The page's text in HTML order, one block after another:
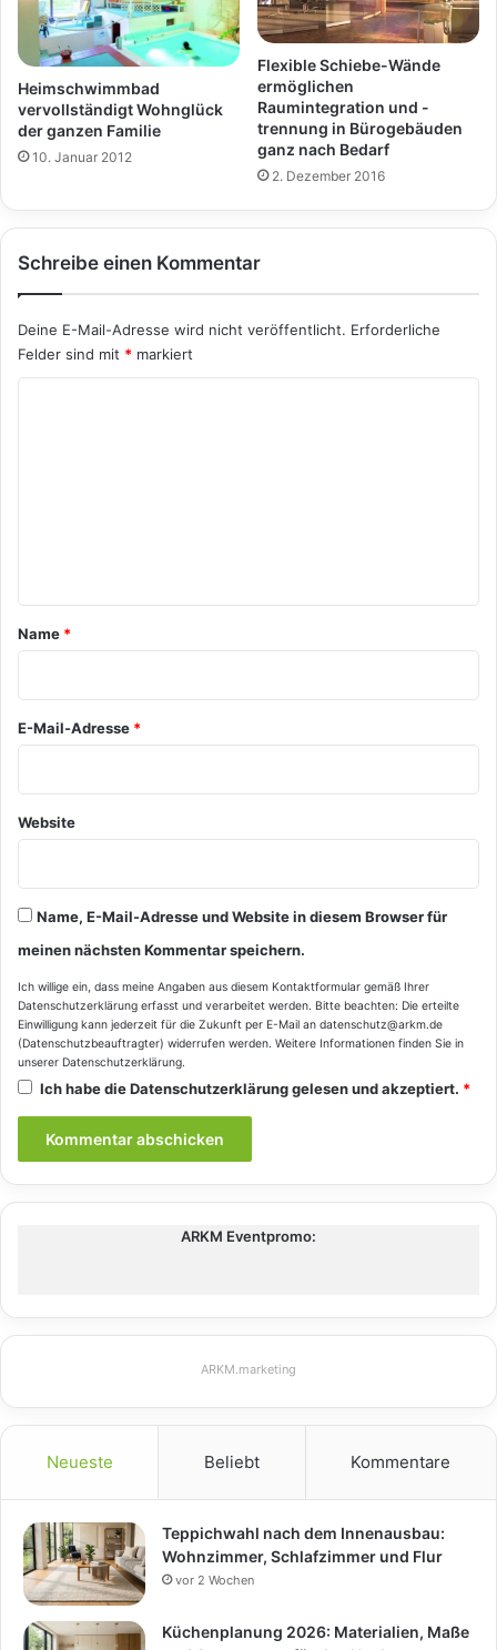
Heimschwimmbad
vervollständigt Wohnglück
der ganzen Familie
10. Januar 2012
Flexible Schiebe-Wände
ermöglichen
Raumintegration und -
trennung in Bürogebäuden
ganz nach Bedarf
2. Dezember 2016
Schreibe einen Kommentar
Deine E-Mail-Adresse wird nicht veröffentlicht. Erforderliche
Felder sind mit * markiert
a
*
Name *
E-Mail-Adresse *
Website
Name, E-Mail-Adresse und Website in diesem Browser für
meinen nächsten Kommentar speichern.
Ich willige ein, dass meine Angaben aus diesem Kontaktformular gemäß Ihrer
Datenschutzerklärung erfasst und verarbeitet werden. Bitte beachten: Die erteilte
Einwilligung kann jederzeit für die Zukunft per E-Mail an datenschutz@arkm.de
(Datenschutzbeauftragter) widerrufen werden. Weitere Informationen finden Sie in
unserer Datenschutzerklärung.
Ich habe dieDatenschutzerklärunggelesen und akzeptiert. *
ARKM Eventpromo:
ARKM.marketing
Neueste Beliebt Kommentare
Teppichwahl nach dem Innenausbau:
Wohnzimmer, Schlafzimmer und Flur
vor 2 Wochen
Küchenplanung 2026: Materialien, Maße